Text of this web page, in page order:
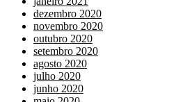
dezembro 2020
novembro 2020
outubro 2020
setembro 2020
agosto 2020
julho 2020
junho 2020